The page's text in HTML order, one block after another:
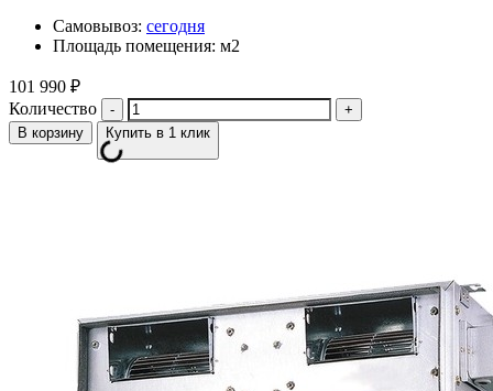
Самовывоз: сегодня
Площадь помещения: м2
101 990 ₽
Количество
В корзину Купить в 1 клик